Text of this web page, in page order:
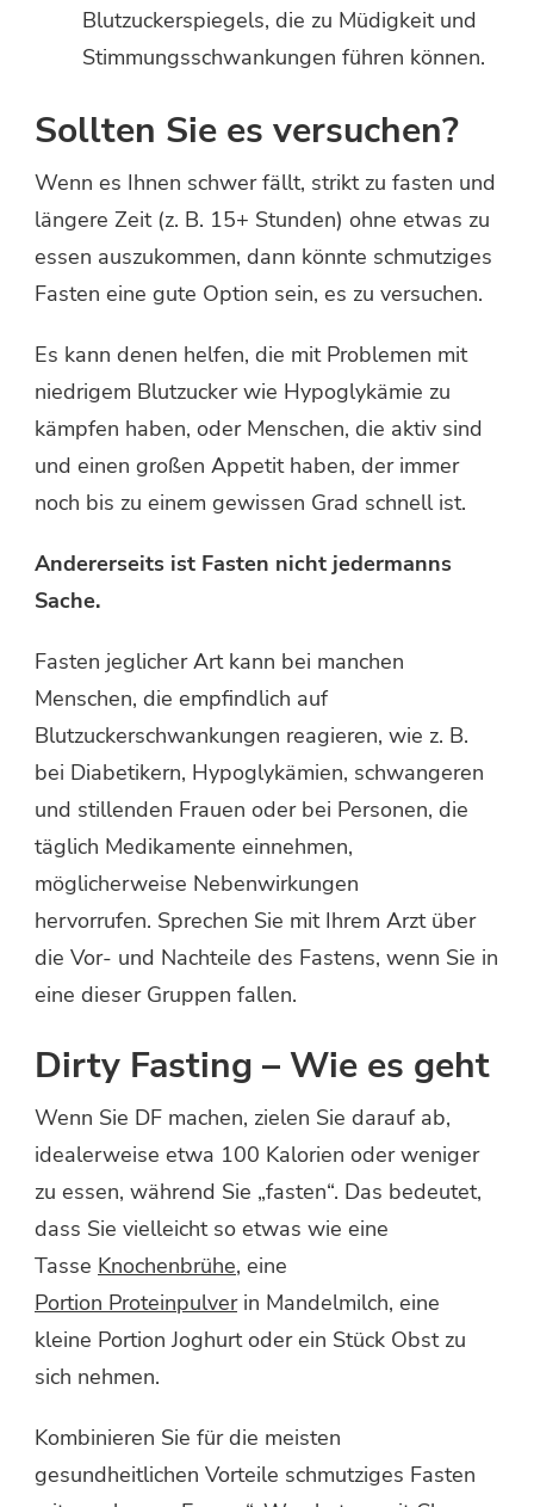
Blutzuckerspiegels, die zu Müdigkeit und
Stimmungsschwankungen führen können.
Sollten Sie es versuchen?
Wenn es Ihnen schwer fällt, strikt zu fasten und
längere Zeit (z. B. 15+ Stunden) ohne etwas zu
essen auszukommen, dann könnte schmutziges
Fasten eine gute Option sein, es zu versuchen.
Es kann denen helfen, die mit Problemen mit
niedrigem Blutzucker wie Hypoglykämie zu
kämpfen haben, oder Menschen, die aktiv sind
und einen großen Appetit haben, der immer
noch bis zu einem gewissen Grad schnell ist.
Andererseits ist Fasten nicht jedermanns
Sache.
Fasten jeglicher Art kann bei manchen
Menschen, die empfindlich auf
Blutzuckerschwankungen reagieren, wie z. B.
bei Diabetikern, Hypoglykämien, schwangeren
und stillenden Frauen oder bei Personen, die
täglich Medikamente einnehmen,
möglicherweise Nebenwirkungen
hervorrufen. Sprechen Sie mit Ihrem Arzt über
die Vor- und Nachteile des Fastens, wenn Sie in
eine dieser Gruppen fallen.
Dirty Fasting – Wie es geht
Wenn Sie DF machen, zielen Sie darauf ab,
idealerweise etwa 100 Kalorien oder weniger
zu essen, während Sie „fasten“. Das bedeutet,
dass Sie vielleicht so etwas wie eine
Tasse Knochenbrühe, eine
Portion Proteinpulverin Mandelmilch, eine
kleine Portion Joghurt oder ein Stück Obst zu
sich nehmen.
Kombinieren Sie für die meisten
gesundheitlichen Vorteile schmutziges Fasten